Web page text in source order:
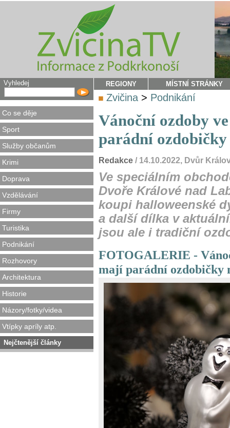
Vyhledej
Co se děje
Sport
Služby občanům
Krimi
Doprava
Vzdělávání
Firmy
Turistika
Podnikání
Rozhovory
Architektura
Historie
Názory/fotky/videa
Vtípky apríly atp.
Nejčtenější články
REGIONY MÍSTNÍ STRÁNKY
Zvičina > Podnikání
Vánoční ozdoby
parádní
Redakce / 14.10.2022, Dvůr
Ve speciálním
Dvoře Králové nad
koupi halloweenské
a další dílka v
jsou ale i tradiční
FOTOGALERIE -
mají parádní